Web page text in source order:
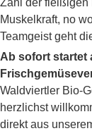
Zahl der fleißigen
Muskelkraft, no
Teamgeist geht
Ab sofort startet
Waldviertler Bio-
herzlichst
direkt aus